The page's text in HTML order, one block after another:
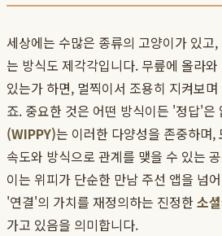
세상에는 수많은 종류의 고양이가 있고
는 방식도 제각각입니다. 무릎에 올라
있는가 하면, 멀찍이서 조용히 지켜보
죠. 중요한 것은 어떤 방식이든 '정답'은
(WIPPY)는 이러한 다양성을 존중하며,
속도와 방식으로 관계를 맺을 수 있는
이는 위피가 단순한 만남 주선 앱을 넘
'연결'의 가치를 재정의하는 진정한소
가고 있음을 의미합니다.